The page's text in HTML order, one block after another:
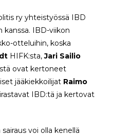
ry yhteistyössä IBD
kanssa. IBD-viikon
otteluihin, koska
HIFK:sta,Jari Sailio
ovat kertoneet
jääkiekkoilijat Raimo
IBD:tä ja kertovat
voi olla kenellä